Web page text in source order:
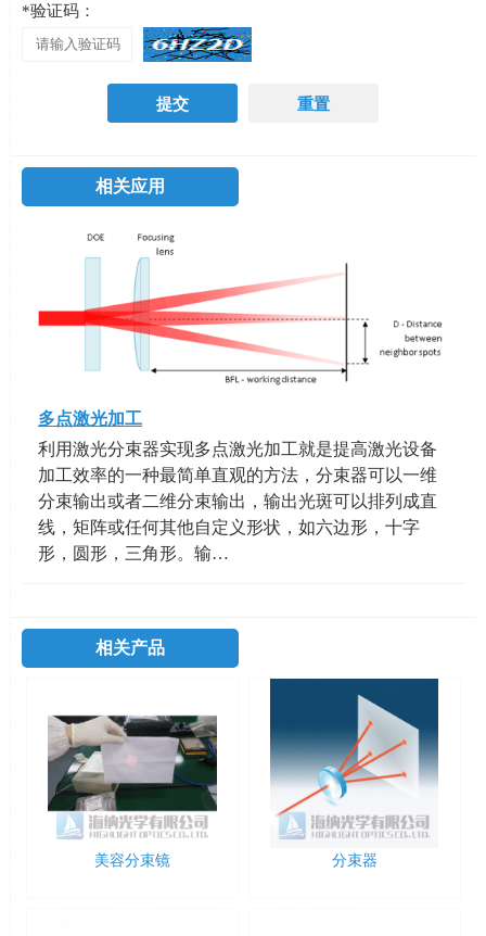
*验证码：
相关应用
多点激光加工
利用激光分束器实现多点激光加工就是提高激光设备
加工效率的一种最简单直观的方法，分束器可以一维
分束输出或者二维分束输出，输出光斑可以排列成直
线，矩阵或任何其他自定义形状，如六边形，十字
形，圆形，三角形。输…
相关产品
美容分束镜 分束器